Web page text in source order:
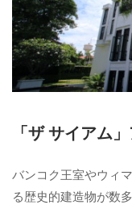
「ザ サイアム
バンコク王室やウィ
る歴史的建造物が数